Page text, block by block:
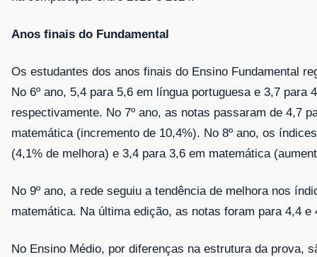
Anos finais do Fundamental
Os estudantes dos anos finais do Ensino Fundamental
No 6º ano, 5,4 para 5,6 em língua portuguesa e 3,7
respectivamente. No 7º ano, as notas passaram de 4,7
matemática (incremento de 10,4%). No 8º ano, os
(4,1% de melhora) e 3,4 para 3,6 em matemática
No 9º ano, a rede seguiu a tendência de melhora nos
matemática. Na última edição, as notas foram para 4,4
No Ensino Médio, por diferenças na estrutura da prova,